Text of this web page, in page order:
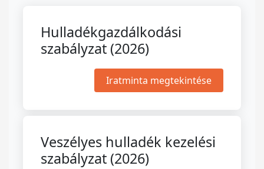
Hulladékgazdálkodási
szabályzat (2026)
Iratminta megtekintése
Veszélyes hulladék kezelési
szabályzat (2026)